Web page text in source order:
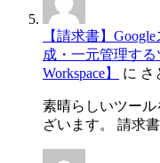
【請求書】
成・一元管理す
Workspace】
に さ
素晴らしいツー
ざいます。 請求